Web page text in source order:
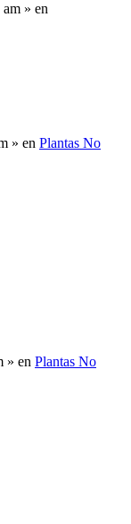
am » en
» en Plantas No
» en Plantas No